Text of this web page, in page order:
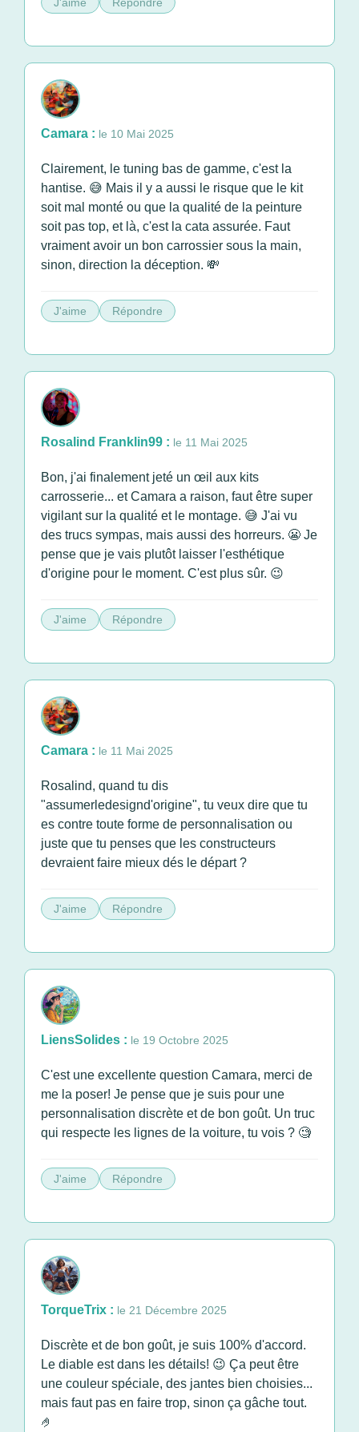
Camara : le 10 Mai 2025
Clairement, le tuning bas de gamme, c'est la
hantise. 😅 Mais il y a aussi le risque que le kit
soit mal monté ou que la qualité de la peinture
soit pas top, et là, c'est la cata assurée. Faut
vraiment avoir un bon carrossier sous la main,
sinon, direction la déception. 💸
J'aime Répondre
Rosalind Franklin99 : le 11 Mai 2025
Bon, j'ai finalement jeté un œil aux kits
carrosserie... et Camara a raison, faut être super
vigilant sur la qualité et le montage. 😅 J'ai vu
des trucs sympas, mais aussi des horreurs. 😬 Je
pense que je vais plutôt laisser l'esthétique
d'origine pour le moment. C'est plus sûr. 😉
J'aime Répondre
Camara : le 11 Mai 2025
Rosalind, quand tu dis
"assumerledesignd'origine", tu veux dire que tu
es contre toute forme de personnalisation ou
juste que tu penses que les constructeurs
devraient faire mieux dés le départ ?
J'aime Répondre
LiensSolides : le 19 Octobre 2025
C'est une excellente question Camara, merci de
me la poser! Je pense que je suis pour une
personnalisation discrète et de bon goût. Un truc
qui respecte les lignes de la voiture, tu vois ? 🧐
J'aime Répondre
TorqueTrix : le 21 Décembre 2025
Discrète et de bon goût, je suis 100% d'accord.
Le diable est dans les détails! 😉 Ça peut être
une couleur spéciale, des jantes bien choisies...
mais faut pas en faire trop, sinon ça gâche tout.
🤌